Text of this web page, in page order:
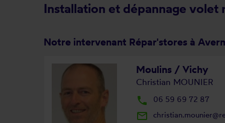
Installation et dépannage volet
Notre intervenant Répar'stores à
Moulins / Vichy
Christian MOUNIER
local_phone 06 59 69 72 87
mail_outline